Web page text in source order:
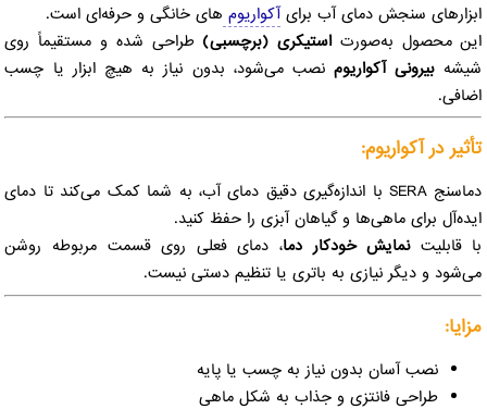
ابزارهای سنجش دمای آب برایآکواریوم ‌های خانگی و حرفه‌ای است.
این محصول به‌صورتاستیکری (برچسبی) طراحی شده و مستقیماً روی
شیشه بیرونی آکواریومنصب می‌شود، بدون نیاز به هیچ ابزار یا چسب
اضافی.
تأثیر در آکواریوم:
دماسنج SERA با اندازه‌گیری دقیق دمای آب، به شما کمک می‌کند تا دمای
ایده‌آل برای ماهی‌ها و گیاهان آبزی را حفظ کنید.
با قابلیتنمایش خودکار دما، دمای فعلی روی قسمت مربوطه روشن
می‌شود و دیگر نیازی به باتری یا تنظیم دستی نیست.
مزایا:
نصب آسان بدون نیاز به چسب یا پایه
طراحی فانتزی و جذاب به شکل ماهی